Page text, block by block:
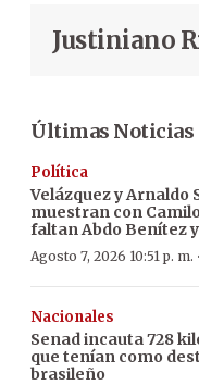
Justiniano
Últimas Noticias
Política
Velázquez y Arnaldo
muestran con
faltan Abdo Benítez
Agosto 7, 2026 10:51 p. m. ·
Nacionales
Senad incauta 728
que tenían como
brasileño